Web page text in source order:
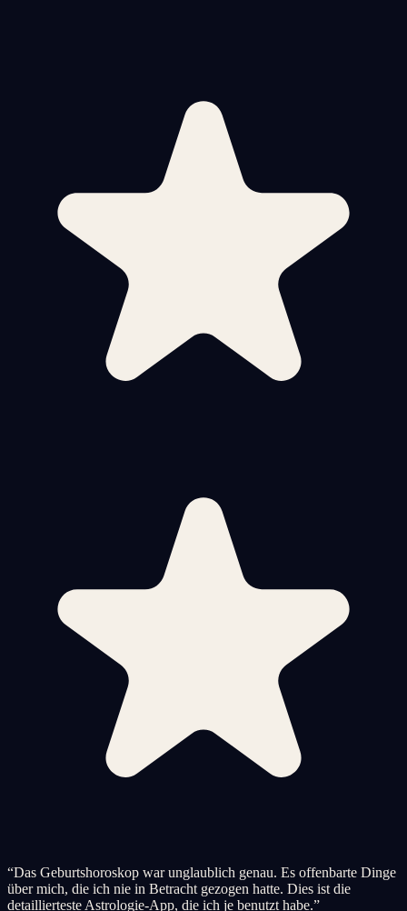
“Das Geburtshoroskop war unglaublich genau. Es offenbarte Dinge
über mich, die ich nie in Betracht gezogen hatte. Dies ist die
detaillierteste Astrologie-App, die ich je benutzt habe.”